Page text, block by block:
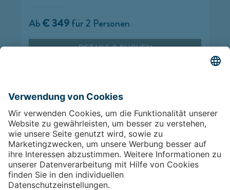
Ab€ 349für 2 Personen
DETAILS & BUCHEN